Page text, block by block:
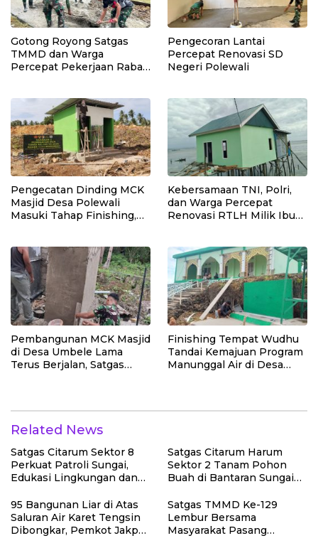
Gotong Royong Satgas
TMMD dan Warga
Percepat Pekerjaan Rabat
Pengecoran Lantai
Percepat Renovasi SD
Negeri Polewali
Pengecatan Dinding MCK
Masjid Desa Polewali
Masuki Tahap Finishing,
Kebersamaan TNI, Polri,
dan Warga Percepat
Renovasi RTLH Milik Ibu
Pembangunan MCK Masjid
di Desa Umbele Lama
Terus Berjalan, Satgas
Finishing Tempat Wudhu
Tandai Kemajuan Program
Manunggal Air di Desa
Related News
Satgas Citarum Sektor 8
Perkuat Patroli Sungai,
Edukasi Lingkungan dan
di Wilayah Binaan
Satgas Citarum Harum
Sektor 2 Tanam Pohon
Buah di Bantaran Sungai
Kristiyanto: Jaga
Lingkungan Sekaligus
Tingkatkan Manfaat
95 Bangunan Liar di Atas
Saluran Air Karet Tengsin
Dibongkar, Pemkot Jakpus
Satgas TMMD Ke-129
Lembur Bersama
Masyarakat Pasang